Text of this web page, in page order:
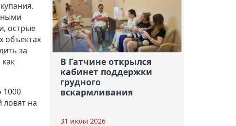
острые
объектах
за
1000
ловят на
В Гатчине открылся
кабинет поддержки
грудного
вскармливания
31 июля 2026